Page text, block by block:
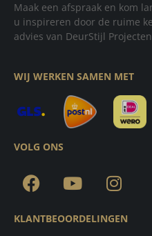
Maak een afspraak en kom
u inspireren door de ruime
advies van DeurStijl
WIJ WERKEN SAMEN MET
VOLG ONS
KLANTBEOORDELINGEN